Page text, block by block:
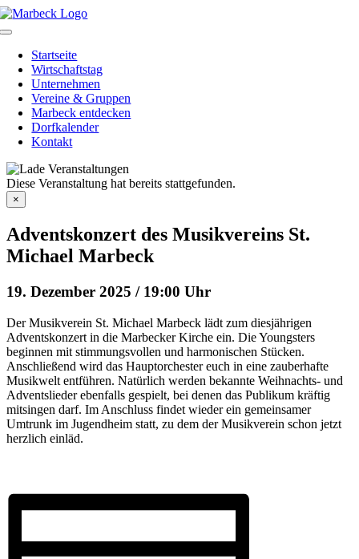
Skip
to
Toggle
NavigationStartseite
Wirtschaftstag
Unternehmen
Vereine & Gruppen
Marbeck entdecken
Dorfkalender
Kontakt
Diese Veranstaltung hat bereits stattgefunden.
×
Adventskonzert des Musikvereins St.
Michael Marbeck
19. Dezember 2025 / 19:00 Uhr
Der Musikverein St. Michael Marbeck lädt zum diesjährigen
Adventskonzert in die Marbecker Kirche ein. Die Youngsters
beginnen mit stimmungsvollen und harmonischen Stücken.
Anschließend wird das Hauptorchester euch in eine zauberhafte
Musikwelt entführen. Natürlich werden bekannte Weihnachts- und
Adventslieder ebenfalls gespielt, bei denen das Publikum kräftig
mitsingen darf. Im Anschluss findet wieder ein gemeinsamer
Umtrunk im Jugendheim statt, zu dem der Musikverein schon jetzt
herzlich einläd.